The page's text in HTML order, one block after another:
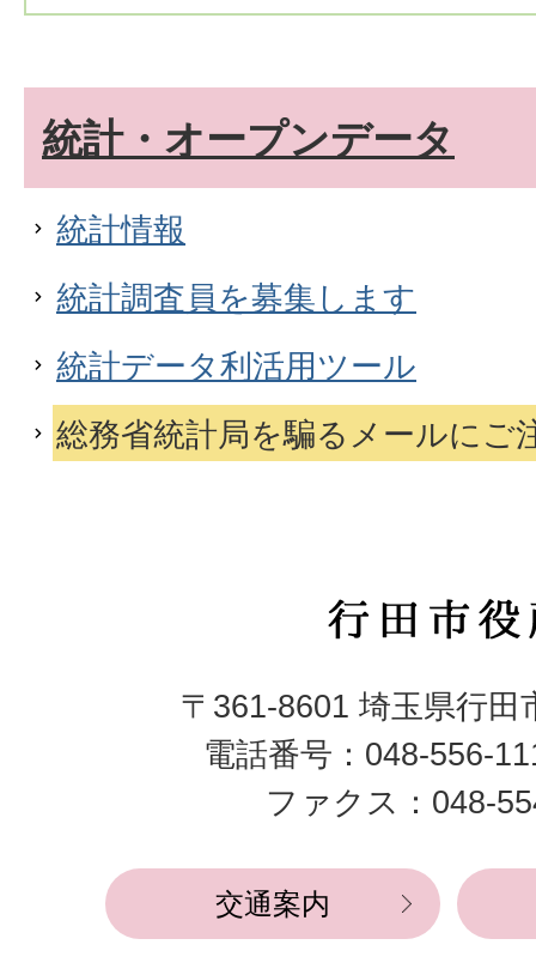
統計・オープンデータ
統計情報
統計調査員を募集します
統計データ利活用ツール
総務省統計局を騙るメールにご
行
市
役
所
〒361-8601 埼玉県行田
電話番号：048-556-
ファクス：048-
交通案内